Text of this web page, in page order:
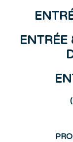
ENTR